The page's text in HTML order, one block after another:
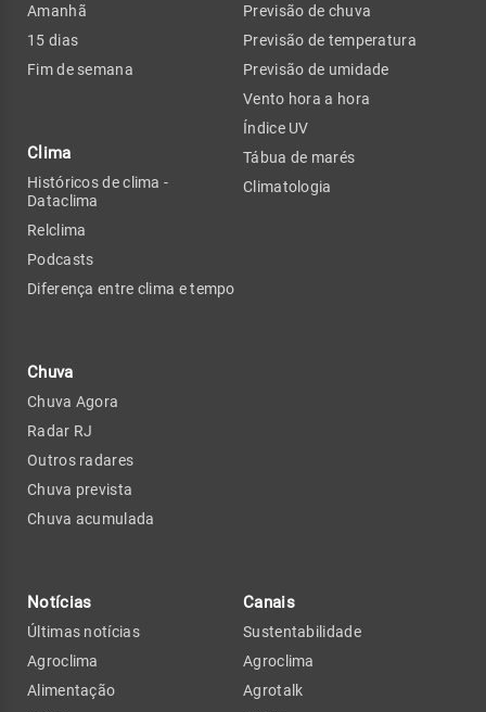
Amanhã
15 dias
Fim de semana
Clima
Históricos de clima -
Dataclima
Relclima
Podcasts
Diferença entre clima e tempo
Chuva
Chuva Agora
Radar RJ
Outros radares
Chuva prevista
Chuva acumulada
Previsão de chuva
Previsão de temperatura
Previsão de umidade
Vento hora a hora
Índice UV
Tábua de marés
Climatologia
Notícias
Últimas notícias
Agroclima
Alimentação
Canais
Sustentabilidade
Agroclima
Agrotalk